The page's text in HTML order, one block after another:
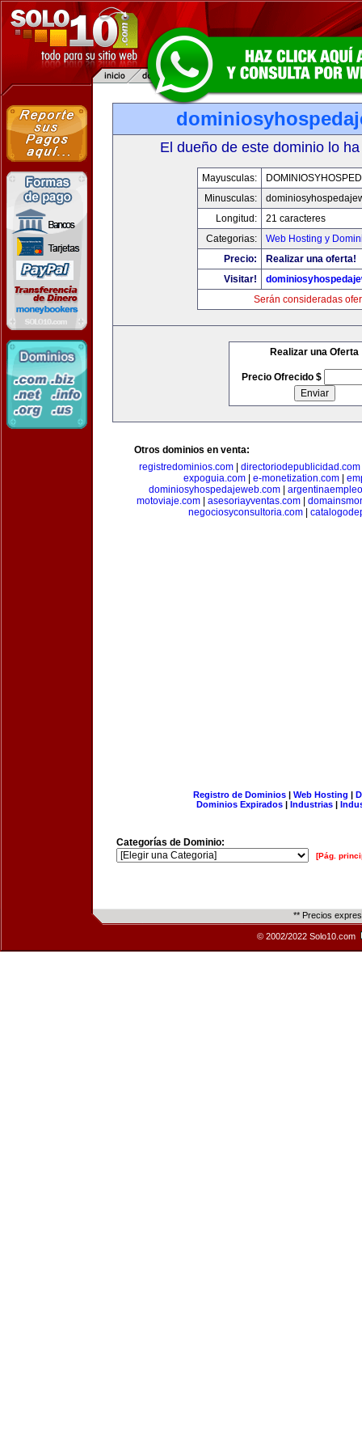
El dueño de este dominio lo
Mayusculas:
Minusculas:
Longitud:
21 caracteres
Categorias:
Web Hosting y
Precio:
Realizar una oferta!
Visitar!
Serán consideradas
Realizar una Oferta
Precio Ofrecido $
Otros dominios en venta:
registredominios.com| directoriodepublicidad.com
expoguia.com| e-monetization.com|
dominiosyhospedajeweb.com
motoviaje.com
asesoriayventas.com
negociosyconsultoria.com|
Registro de Dominios| Web Hosting |
Dominios Expirados | Industrias |
Categorías de Dominio:
[Pág.
** Precios
© 2002/2022 Solo10.com